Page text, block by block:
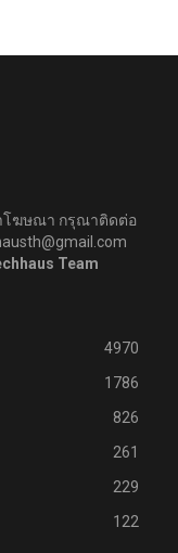
โฆษณา กรุณาติดต่อ
Team
4970
1786
826
261
229
122